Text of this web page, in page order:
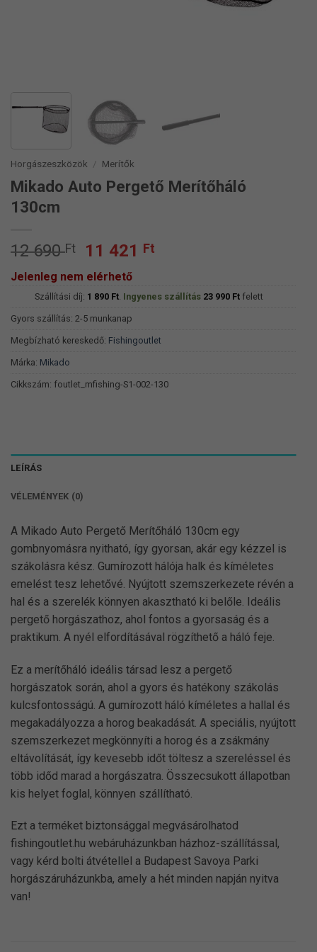
Horgászeszközök / Merítők
Mikado Auto Pergető Merítőháló
130cm
12 690Ft
Original
price
was:
12
690 Ft.
11 421 Ft
11
Jelenleg nem elérhető
Szállítási díj: 1 890 Ft. Ingyenes szállítás 23 990 Ftfelett
Gyors szállítás: 2-5 munkanap
Megbízható kereskedő: Fishingoutlet
Márka: Mikado
Cikkszám: foutlet_mfishing-S1-002-130
LEÍRÁS
VÉLEMÉNYEK (0)
A Mikado Auto Pergető Merítőháló 130cm egy
gombnyomásra nyitható, így gyorsan, akár egy kézzel is
szákolásra kész. Gumírozott hálója halk és kíméletes
emelést tesz lehetővé. Nyújtott szemszerkezete révén a
hal és a szerelék könnyen akasztható ki belőle. Ideális
pergető horgászathoz, ahol fontos a gyorsaság és a
praktikum. A nyél elfordításával rögzíthető a háló feje.
Ez a merítőháló ideális társad lesz a pergető
horgászatok során, ahol a gyors és hatékony szákolás
kulcsfontosságú. A gumírozott háló kíméletes a hallal és
megakadályozza a horog beakadását. A speciális, nyújtott
szemszerkezet megkönnyíti a horog és a zsákmány
eltávolítását, így kevesebb időt töltesz a szereléssel és
több időd marad a horgászatra. Összecsukott állapotban
kis helyet foglal, könnyen szállítható.
Ezt a terméket biztonsággal megvásárolhatod
fishingoutlet.hu webáruházunkban házhoz-szállítással,
vagy kérd bolti átvétellel a Budapest Savoya Parki
horgászáruházunkba, amely a hét minden napján nyitva
van!